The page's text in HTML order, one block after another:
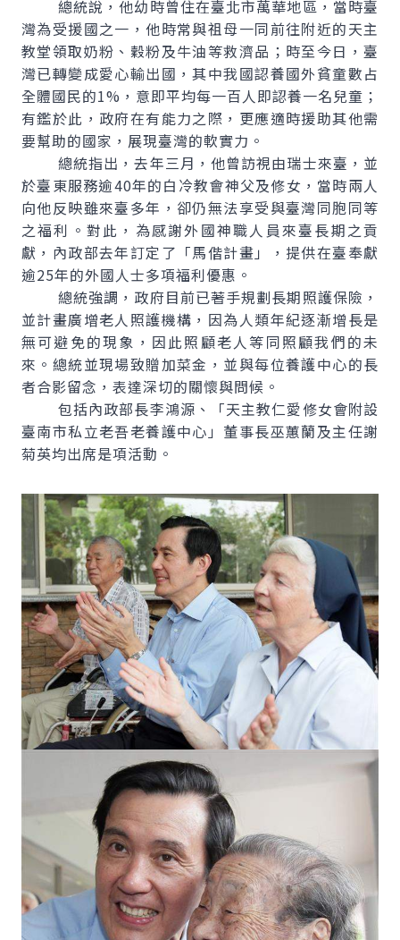
總統說，他幼時曾住在臺北市萬華地區，當時臺
灣為受援國之一，他時常與祖母一同前往附近的天主
教堂領取奶粉、穀粉及牛油等救濟品；時至今日，臺
灣已轉變成愛心輸出國，其中我國認養國外貧童數占
全體國民的1%，意即平均每一百人即認養一名兒童；
有鑑於此，政府在有能力之際，更應適時援助其他需
要幫助的國家，展現臺灣的軟實力。
總統指出，去年三月，他曾訪視由瑞士來臺，並
於臺東服務逾40年的白冷教會神父及修女，當時兩人
向他反映雖來臺多年，卻仍無法享受與臺灣同胞同等
之福利。對此，為感謝外國神職人員來臺長期之貢
獻，內政部去年訂定了「馬偕計畫」，提供在臺奉獻
逾25年的外國人士多項福利優惠。
總統強調，政府目前已著手規劃長期照護保險，
並計畫廣增老人照護機構，因為人類年紀逐漸增長是
無可避免的現象，因此照顧老人等同照顧我們的未
來。總統並現場致贈加菜金，並與每位養護中心的長
者合影留念，表達深切的關懷與問候。
包括內政部長李鴻源、「天主教仁愛修女會附設
臺南市私立老吾老養護中心」董事長巫蕙蘭及主任謝
菊英均出席是項活動。